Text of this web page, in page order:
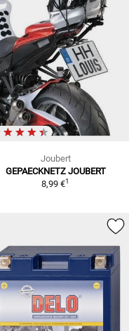
Joubert
GEPAECKNETZ JOUBERT
8,99 €1